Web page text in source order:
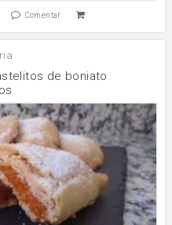
Comentar
de boniato